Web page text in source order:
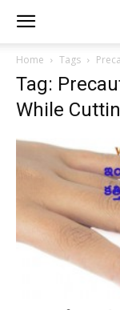
Home Tags
Tag:
While